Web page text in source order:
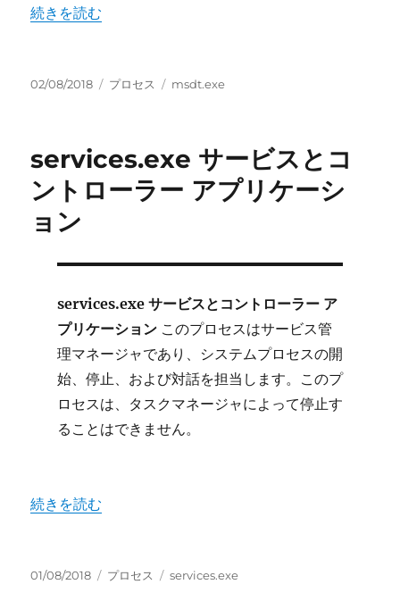
“msdt.exe 診断トラブルシューティング ウィザード” の
続きを読む
投
02/08/2018
カ
ー
プロセス
タ
msdt.exe
services.exe サービスとコ
ントローラー アプリケーシ
ョン
services.exe サービスとコントローラー ア
プリケーション このプロセスはサービス管
理マネージャであり、システムプロセスの開
始、停止、および対話を担当します。このプ
ロセスは、タスクマネージャによって停止す
ることはできません。
“services.exe サービスとコントローラー アプリケーシ
続きを読む
投
01/08/2018
カ
プロセス
タ
services.exe